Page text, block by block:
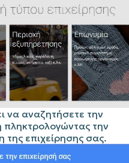
να αναζητήσετε την
πληκτρολογώντας την
της επιχείρησης σας.